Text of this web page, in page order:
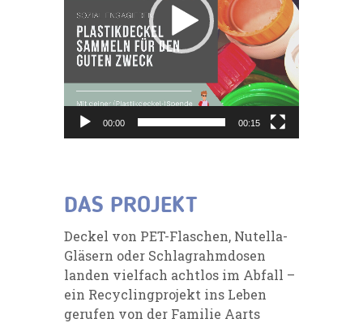
00:00 00:15
DAS PROJEKT
Deckel von PET-Flaschen, Nutella-
Gläsern oder Schlagrahmdosen
landen vielfach achtlos im Abfall –
ein Recyclingprojekt ins Leben
gerufen von der Familie Aarts